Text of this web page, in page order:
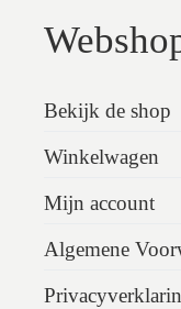
Bekijk de shop
Winkelwagen
Mijn account
Algemene